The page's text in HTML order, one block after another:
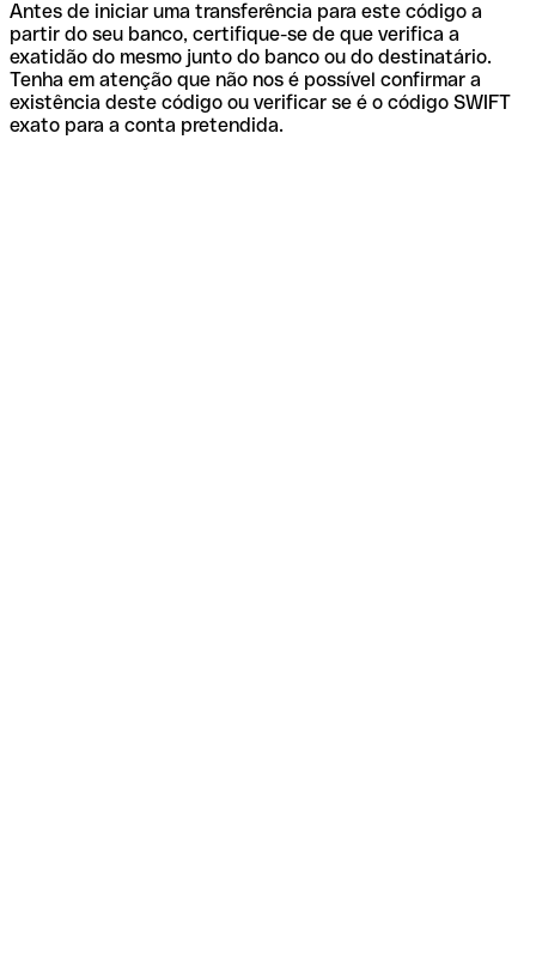
Antes de iniciar uma transferência para este código a
partir do seu banco, certifique-se de que verifica a
exatidão do mesmo junto do banco ou do destinatário.
Tenha em atenção que não nos é possível confirmar a
existência deste código ou verificar se é o código SWIFT
exato para a conta pretendida.